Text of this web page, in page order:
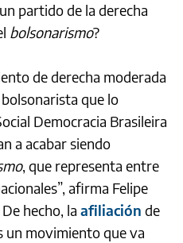
partido de la derecha
bolsonarismo?
de derecha moderada
que lo
Democracia Brasileira
a acabar siendo
, que representa entre
afirma Felipe
hecho, la afiliación de
un movimiento que va